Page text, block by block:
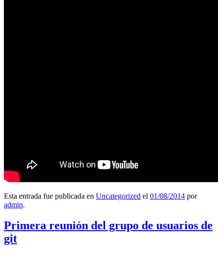
Esta entrada fue publicada en Uncategorized el 01/08/2014 por
admin.
Primera reunión del grupo de usuarios de
git